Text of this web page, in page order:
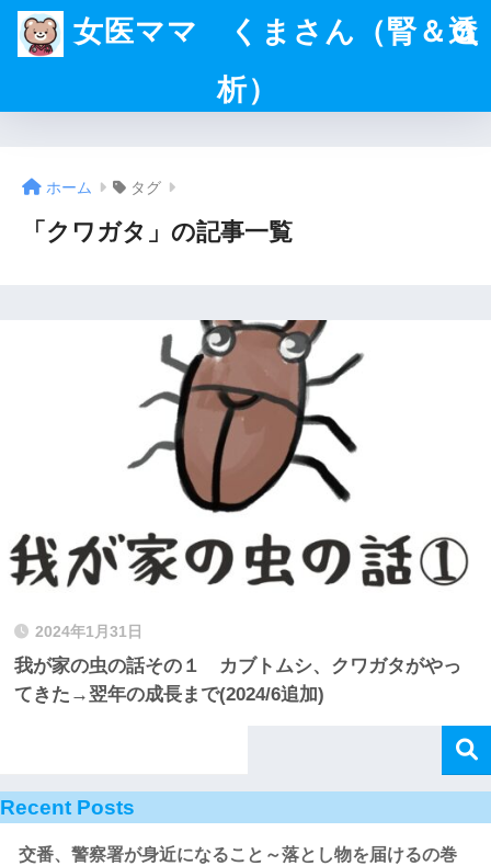
女医ママ くまさん（腎＆透
析）
ホーム タグ
「クワガタ」の記事一覧
2024年1月31日
我が家の虫の話その１ カブトムシ、クワガタがやっ
てきた→翌年の成長まで(2024/6追加)
Recent Posts
交番、警察署が身近になること～落とし物を届けるの巻